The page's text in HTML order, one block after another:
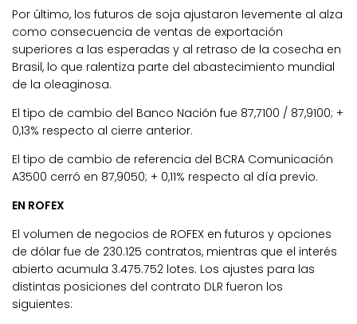
Por último, los futuros de soja ajustaron levemente al alza
como consecuencia de ventas de exportación
superiores a las esperadas y al retraso de la cosecha en
Brasil, lo que ralentiza parte del abastecimiento mundial
de la oleaginosa.
El tipo de cambio del Banco Nación fue 87,7100 / 87,9100; +
0,13% respecto al cierre anterior.
El tipo de cambio de referencia del BCRA Comunicación
A3500 cerró en 87,9050; + 0,11% respecto al día previo.
EN ROFEX
El volumen de negocios de ROFEX en futuros y opciones
de dólar fue de 230.125 contratos, mientras que el interés
abierto acumula 3.475.752 lotes. Los ajustes para las
distintas posiciones del contrato DLR fueron los
siguientes: